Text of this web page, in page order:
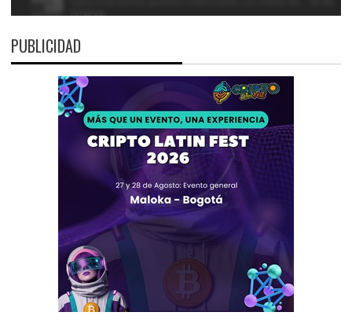
PUBLICIDAD